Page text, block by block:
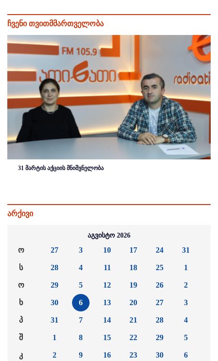
ჩვენი თვითმმართველობა
31 მარტის აქციის მნიშვნელობა
არქივი
აგვისტო 2026
ო
ს
ო
ხ
პ
შ
კ
27
28
29
30
31
1
2
3
4
5
6
7
8
9
10
11
12
13
14
15
16
17
18
19
20
21
22
23
24
25
26
27
28
29
30
31
1
2
3
4
5
6